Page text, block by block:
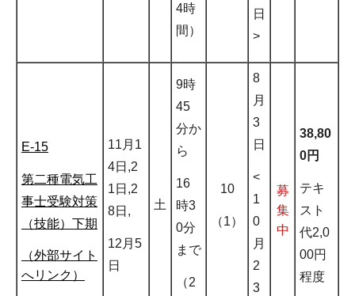
4時
間）
日
>
E-15
第二種電気工
事士受験対策
（技能）下期
（外部サイト
へリンク）
11月1
4日,2
1日,2
8日,
12月5
日
土
9時
45
分か
ら
16
時3
0分
まで
（2
10
（1）
8
月
3
日
<
1
0
月
2
3
募
集
中
38,80
0円
テキ
スト
代2,0
00円
程度